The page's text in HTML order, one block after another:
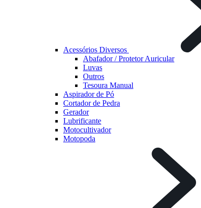
Acessórios Diversos
Abafador / Protetor Auricular
Luvas
Outros
Tesoura Manual
Aspirador de Pó
Cortador de Pedra
Gerador
Lubrificante
Motocultivador
Motopoda